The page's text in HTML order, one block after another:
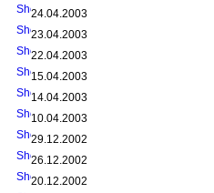
24.04.2003
23.04.2003
22.04.2003
15.04.2003
14.04.2003
10.04.2003
29.12.2002
26.12.2002
20.12.2002